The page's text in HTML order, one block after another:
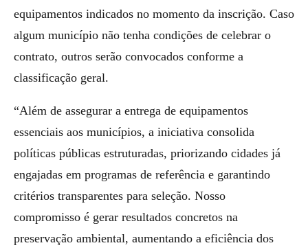
equipamentos indicados no momento da inscrição. Caso
algum município não tenha condições de celebrar o
contrato, outros serão convocados conforme a
classificação geral.
“Além de assegurar a entrega de equipamentos
essenciais aos municípios, a iniciativa consolida
políticas públicas estruturadas, priorizando cidades já
engajadas em programas de referência e garantindo
critérios transparentes para seleção. Nosso
compromisso é gerar resultados concretos na
preservação ambiental, aumentando a eficiência dos